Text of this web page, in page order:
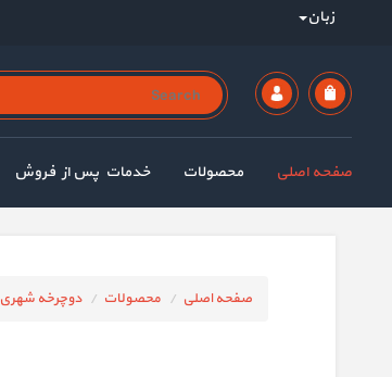
زبان
صفحه اصلی محصولات خدمات پس از فروش
صفحه اصلی محصولات دوچرخه شهری